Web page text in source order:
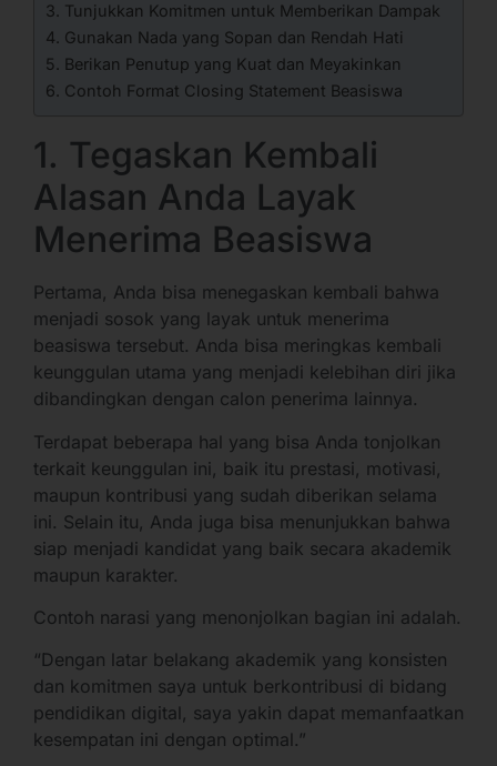
3. Tunjukkan Komitmen untuk Memberikan Dampak
4. Gunakan Nada yang Sopan dan Rendah Hati
5. Berikan Penutup yang Kuat dan Meyakinkan
6. Contoh Format Closing Statement Beasiswa
1. Tegaskan Kembali
Alasan Anda Layak
Menerima Beasiswa
Pertama, Anda bisa menegaskan kembali bahwa
menjadi sosok yang layak untuk menerima
beasiswa tersebut. Anda bisa meringkas kembali
keunggulan utama yang menjadi kelebihan diri jika
dibandingkan dengan calon penerima lainnya.
Terdapat beberapa hal yang bisa Anda tonjolkan
terkait keunggulan ini, baik itu prestasi, motivasi,
maupun kontribusi yang sudah diberikan selama
ini. Selain itu, Anda juga bisa menunjukkan bahwa
siap menjadi kandidat yang baik secara akademik
maupun karakter.
Contoh narasi yang menonjolkan bagian ini adalah.
“Dengan latar belakang akademik yang konsisten
dan komitmen saya untuk berkontribusi di bidang
pendidikan digital, saya yakin dapat memanfaatkan
kesempatan ini dengan optimal.”